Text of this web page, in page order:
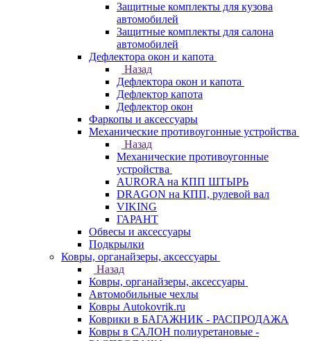
Защитные комплекты для кузова
автомобилей
Защитные комплекты для салона
автомобилей
Дефлектора окон и капота
Назад
Дефлектора окон и капота
Дефлектор капота
Дефлектор окон
Фаркопы и аксессуары
Механические противоугонные устройства
Назад
Механические противоугонные
устройства
AURORA на КПП ШТЫРЬ
DRAGON на КПП, рулевой вал
VIKING
ГАРАНТ
Обвесы и аксессуары
Подкрылки
Ковры, органайзеры, аксессуары
Назад
Ковры, органайзеры, аксессуары
Автомобильные чехлы
Ковры Autokovrik.ru
Коврики в БАГАЖНИК - РАСПРОДАЖА
Ковры в САЛОН полиуретановые -